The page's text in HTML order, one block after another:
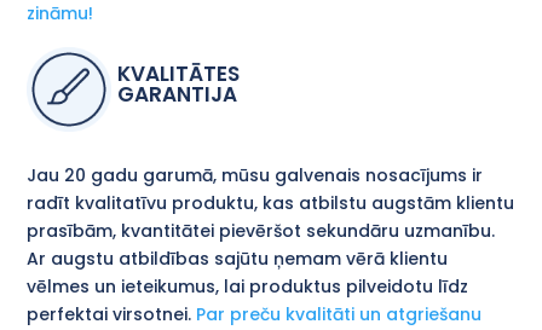
zināmu!
KVALITĀTES
GARANTIJA
Jau 20 gadu garumā, mūsu galvenais nosacījums ir
radīt kvalitatīvu produktu, kas atbilstu augstām klientu
prasībām, kvantitātei pievēršot sekundāru uzmanību.
Ar augstu atbildības sajūtu ņemam vērā klientu
vēlmes un ieteikumus, lai produktus pilveidotu līdz
perfektai virsotnei. Par preču kvalitāti un atgriešanu